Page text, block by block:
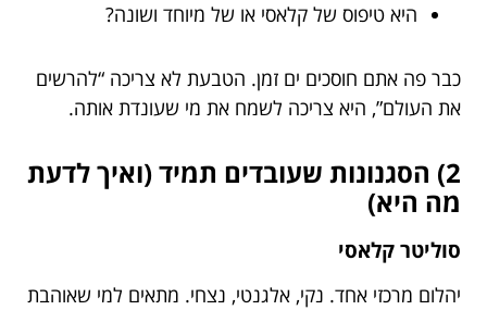
היא טיפוס של קלאסי או של מיוחד ושונה?
כבר פה אתם חוסכים ים זמן. הטבעת לא צריכה “להרשים
את העולם”, היא צריכה לשמח את מי שעונדת אותה.
2) הסגנונות שעובדים תמיד (ואיך לדעת
מה היא)
סוליטר קלאסי
יהלום מרכזי אחד. נקי, אלגנטי, נצחי. מתאים למי שאוהבת